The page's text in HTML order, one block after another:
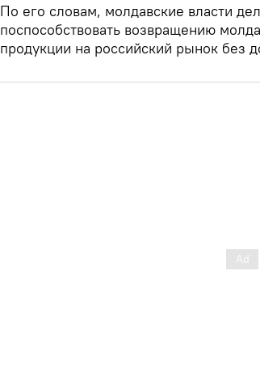
По его словам, молдавские власти
поспособствовать возвращению
продукции на российский рынок без